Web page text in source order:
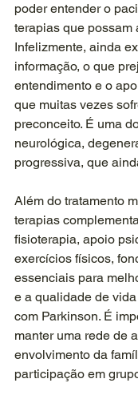
poder entender o
terapias que possam
Infelizmente, ainda
informação, o que
entendimento e o
que muitas vezes
preconceito. É uma
neurológica,
progressiva, que
Além do tratamento
terapias
fisioterapia, apoio
exercícios físicos,
essenciais para
e a qualidade de
com Parkinson. É
manter uma rede de
envolvimento da
participação em